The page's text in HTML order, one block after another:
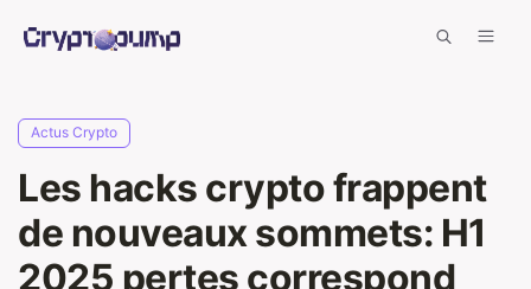
Actus Crypto
Les hacks crypto frappent
de nouveaux sommets: H1
2025 pertes correspond